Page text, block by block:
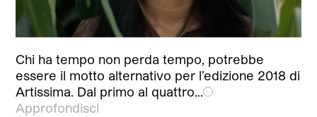
Chi ha tempo non perda tempo, potrebbe
essere il motto alternativo per l’edizione 2018 di
Artissima. Dal primo al quattro…
Approfondisci